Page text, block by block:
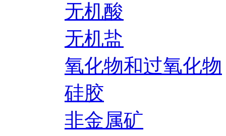
无机酸
无机盐
氧化物和过氧化物
硅胶
非金属矿